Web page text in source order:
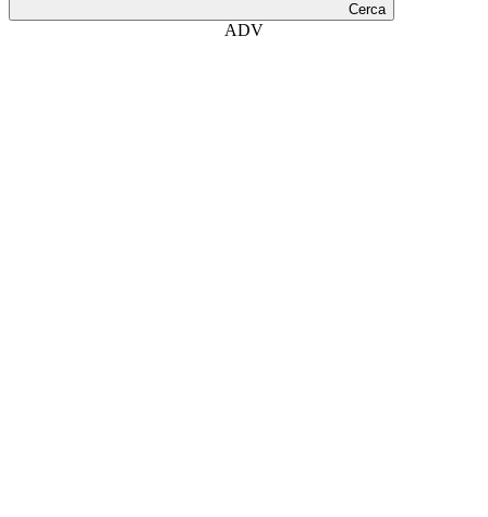
Cerca
ADV